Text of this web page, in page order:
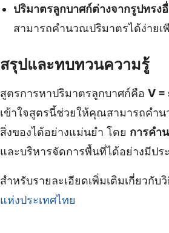
ปริมาตรลูกบาศก์ต่างจากรูปทรง
สามารถคำนวณปริมาตรได้ง่าย
สรุปและทบทวนความรู้
สูตรการหาปริมาตรลูกบาศก์คือ V =
เข้าใจสูตรนี้ช่วยให้คุณสามารถคำ
สิ่งของได้อย่างแม่นยำ โดย การคำ
และบริหารจัดการพื้นที่ได้อย่างมีปร
สำหรับรายละเอียดเพิ่มเติมเกี่ยวกั
แห่งประเทศไทย